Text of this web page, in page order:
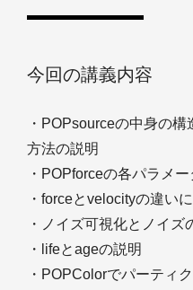
今回の講義内容
・POPsourceの中身の
方法の説明
・POPforceの各パラメ
・forceとvelocityの違い
・ノイズ可視化とノイズ
・lifeとageの説明
・POPColorでパーティ